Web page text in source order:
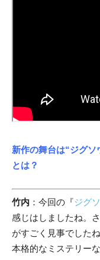
新作の舞台は“ジグソ
とは？
竹内 ：今回の『ジグ
感じはしましたね。
がすごく見事でした
本格的なミステリー